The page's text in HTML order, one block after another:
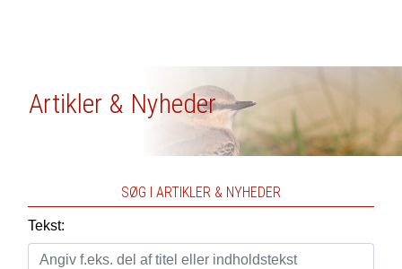
Artikler & Nyheder
SØG I ARTIKLER & NYHEDER
Tekst: